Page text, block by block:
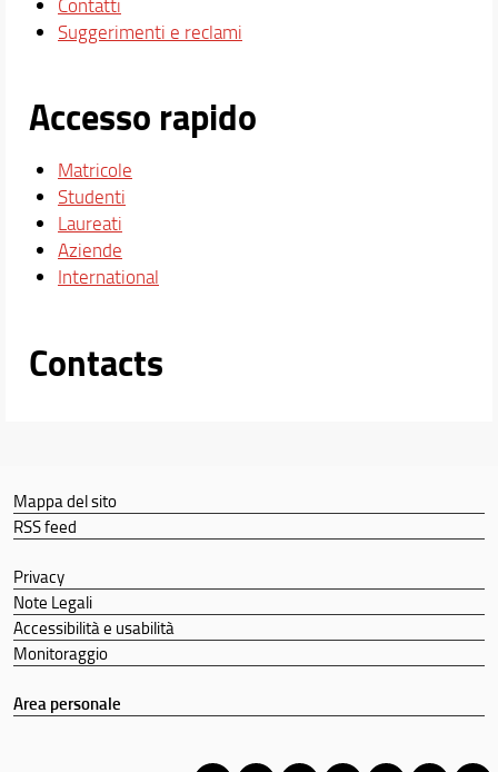
Suggerimenti e reclami
Accesso rapido
Matricole
Studenti
Laureati
Aziende
International
Contacts
Mappa del sito
RSS feed
Privacy
Note Legali
Accessibilità e usabilità
Monitoraggio
Area personale